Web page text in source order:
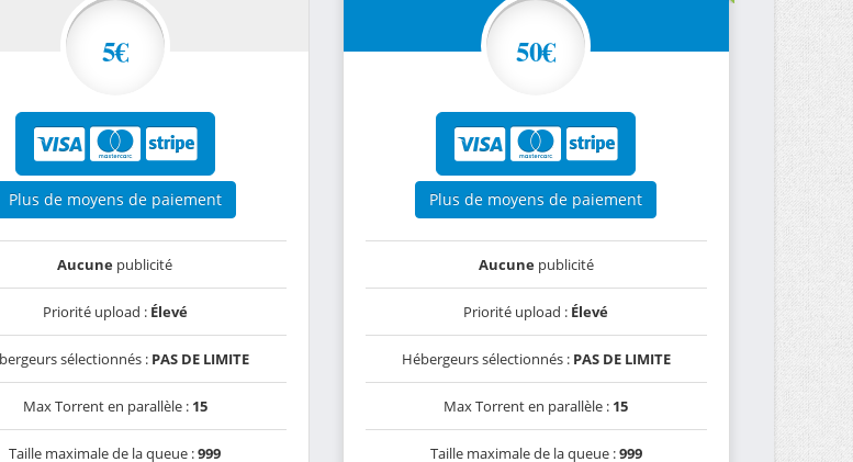
5€
Plus de moyens de paiement
Aucune publicité
Priorité upload : Élevé
sélectionnés : PAS DE LIMITE
Max Torrent en parallèle : 15
Taille maximale de la queue :999
50€
Plus de moyens de paiement
Aucunepublicité
Priorité upload : Élevé
Hébergeurs sélectionnés : PAS DE LIMITE
Max Torrent en parallèle : 15
Taille maximale de la queue :999